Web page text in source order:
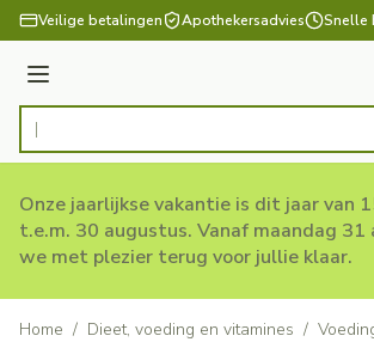
Ga naar de inhoud
Veilige betalingen Apothekersadvies Snelle
Menu
Product, merk, categorie...
Onze jaarlijkse vakantie is dit jaar van
t.e.m. 30 augustus. Vanaf maandag
we met plezier terug voor jullie klaar.
Home / Dieet, voeding en vitamines /